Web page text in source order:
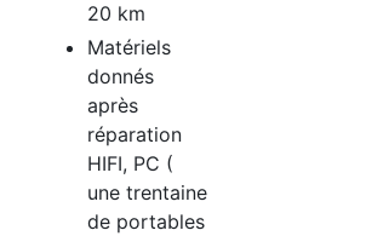
20 km
Matériels
donnés
après
réparation
HIFI, PC (
une trentaine
de portables